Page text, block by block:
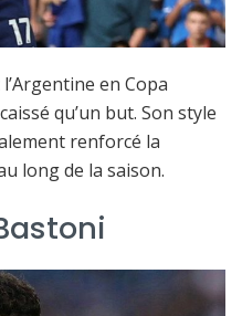
en Copa
qu’un but. Son style
renforcé la
long de la saison.